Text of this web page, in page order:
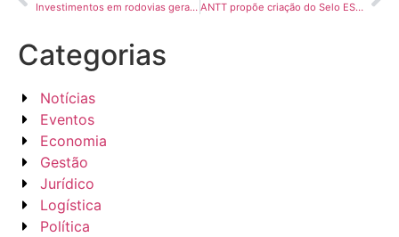
Investimentos em rodovias geram impactos positivos sobre o PIB do transporte, mostra estudo da CNT ANTT propõe criação do Selo ESG Cargas para reconhecer transportadores responsáveis
Categorias
Notícias
Eventos
Economia
Gestão
Jurídico
Logística
Política